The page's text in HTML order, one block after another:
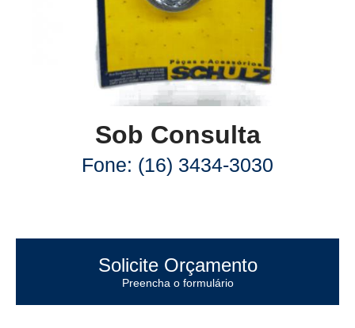
Sob Consulta
Fone: (16) 3434-3030
Solicite Orçamento
Preencha o formulário